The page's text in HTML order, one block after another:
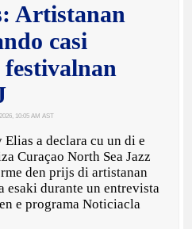
Artistanan
casi
10:05 AM AST
a declara cu un di e
Curaçao North Sea Jazz
den prijs di artistanan
esaki durante un entrevista
e programa Noticiacla